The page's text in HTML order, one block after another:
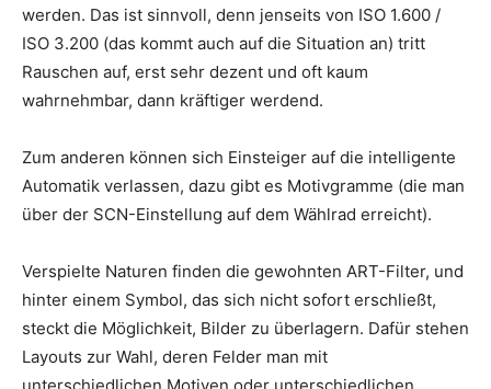
werden. Das ist sinnvoll, denn jenseits von ISO 1.600 /
ISO 3.200 (das kommt auch auf die Situation an) tritt
Rauschen auf, erst sehr dezent und oft kaum
wahrnehmbar, dann kräftiger werdend.
Zum anderen können sich Einsteiger auf die intelligente
Automatik verlassen, dazu gibt es Motivgramme (die man
über der SCN-Einstellung auf dem Wählrad erreicht).
Verspielte Naturen finden die gewohnten ART-Filter, und
hinter einem Symbol, das sich nicht sofort erschließt,
steckt die Möglichkeit, Bilder zu überlagern. Dafür stehen
Layouts zur Wahl, deren Felder man mit